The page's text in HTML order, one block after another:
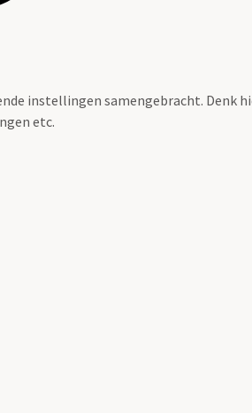
instellingen samengebracht. Denk
etc.